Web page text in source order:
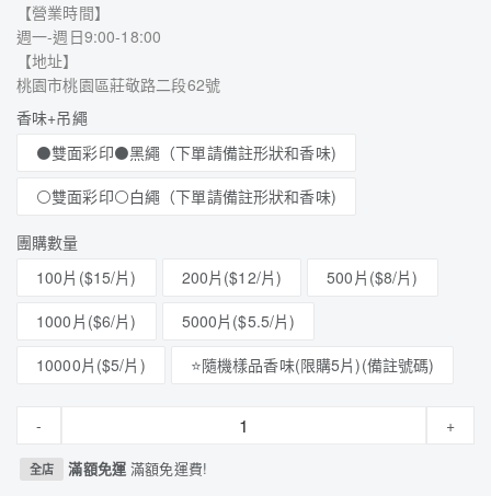
【營業時間】
週一-週日9:00-18:00
【地址】
桃園市桃園區莊敬路二段62號
香味+吊繩
⚫雙面彩印⚫黑繩（下單請備註形狀和香味)
⚪雙面彩印⚪白繩（下單請備註形狀和香味)
團購數量
100片($15/片)
200片($12/片)
500片($8/片)
1000片($6/片)
5000片($5.5/片)
10000片($5/片)
⭐隨機樣品香味(限購5片)(備註號碼)
- +
全店 滿額免運滿額免運費!